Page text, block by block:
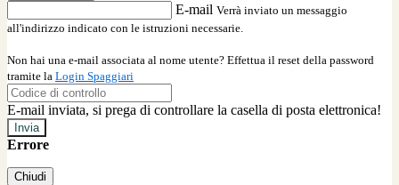
E-mail Verrà inviato un messaggio
all'indirizzo indicato con le istruzioni necessarie.
Non hai una e-mail associata al nome utente? Effettua il reset della password
tramite la Login Spaggiari
E-mail inviata, si prega di controllare la casella di posta elettronica!
Errore
Chiudi